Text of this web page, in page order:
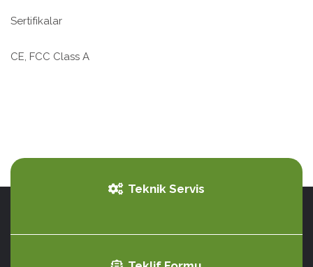
Sertifikalar
CE, FCC Class A
Teknik Servis